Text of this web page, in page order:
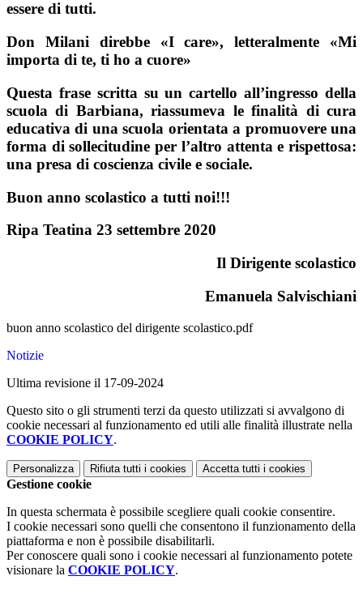
essere di tutti.
Don Milani direbbe «I care», letteralmente «Mi
importa di te, ti ho a cuore»
Questa frase scritta su un cartello all’ingresso della
scuola di Barbiana, riassumeva le finalità di cura
educativa di una scuola orientata a promuovere una
forma di sollecitudine per l’altro attenta e rispettosa:
una presa di coscienza civile e sociale.
Buon anno scolastico a tutti noi!!!
Ripa Teatina 23 settembre 2020
Il Dirigente scolastico
Emanuela Salvischiani
buon anno scolastico del dirigente scolastico.pdf
Notizie
Ultima revisione il 17-09-2024
Questo sito o gli strumenti terzi da questo utilizzati si avvalgono di
cookie necessari al funzionamento ed utili alle finalità illustrate nella
COOKIE POLICY.
Personalizza Rifiuta tutti i cookies Accetta tutti i cookies
Gestione cookie
In questa schermata è possibile scegliere quali cookie consentire.
I cookie necessari sono quelli che consentono il funzionamento della
piattaforma e non è possibile disabilitarli.
Per conoscere quali sono i cookie necessari al funzionamento potete
visionare la COOKIE POLICY.